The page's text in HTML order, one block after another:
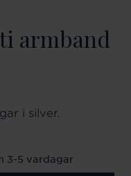
armband
i silver.
3-5 vardagar